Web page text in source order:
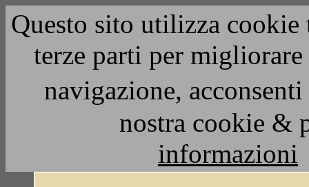
Questo sito utilizza
terze parti per
navigazione,
nostra cookie &
informazioni